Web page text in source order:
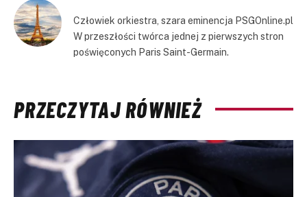
Człowiek orkiestra, szara eminencja PSGOnline.pl
W przeszłości twórca jednej z pierwszych stron
poświęconych Paris Saint-Germain.
PRZECZYTAJ RÓWNIEŻ